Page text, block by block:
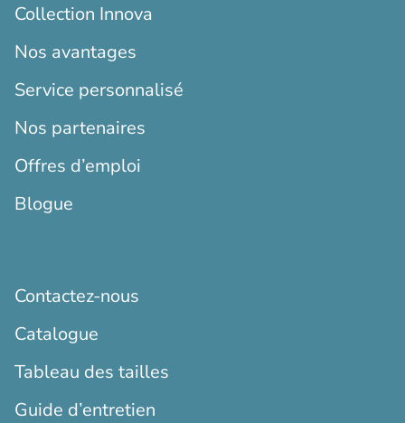
Collection Innova
Nos avantages
Service personnalisé
Nos partenaires
Offres d’emploi
Blogue
Contactez-nous
Catalogue
Tableau des tailles
Guide d’entretien